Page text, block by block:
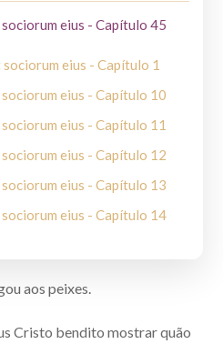
eius - Capítulo 45
eius - Capítulo 1
eius - Capítulo 10
eius - Capítulo 11
eius - Capítulo 12
eius - Capítulo 13
eius - Capítulo 14
eius - Capítulo 18
aos peixes.
Cristo bendito mostrar quão